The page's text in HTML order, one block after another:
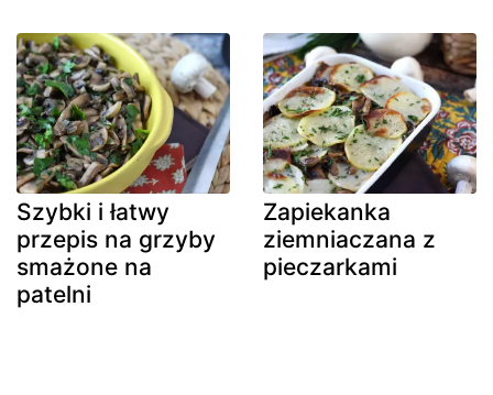
Szybki i łatwy
przepis na grzyby
smażone na
patelni
Zapiekanka
ziemniaczana z
pieczarkami